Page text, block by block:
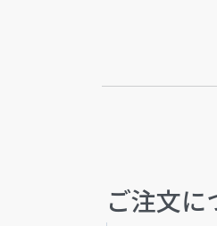
ご注文に